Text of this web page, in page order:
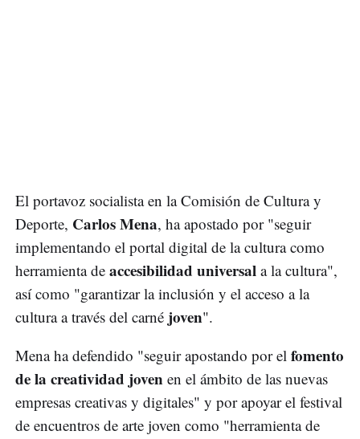
El portavoz socialista en la Comisión de Cultura y
Deporte, Carlos Mena, ha apostado por "seguir
implementando el portal digital de la cultura como
herramienta de accesibilidad universal a la cultura",
así como "garantizar la inclusión y el acceso a la
cultura a través del carné joven".
Mena ha defendido "seguir apostando por el fomento
de la creatividad joven en el ámbito de las nuevas
empresas creativas y digitales" y por apoyar el festival
de encuentros de arte joven como "herramienta de